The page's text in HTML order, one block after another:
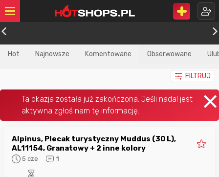
Hot Najnowsze Komentowane Obserwowane
FILTRUJ
Alpinus, Plecak turystyczny Muddus (30 L),
AL11154, Granatowy + 2 inne kolory
5 cze 1